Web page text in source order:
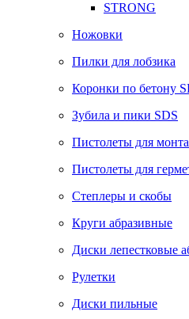
STRONG
Ножовки
Пилки для лобзика
Коронки по бетону
Зубила и пики SDS
Пистолеты для
Пистолеты для
Степлеры и скобы
Круги абразивные
Диски лепестковые
Рулетки
Диски пильные